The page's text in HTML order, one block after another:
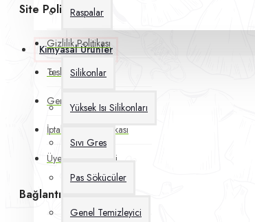
Raspalar
Kimyasal Ürünler
Silikonlar
Yüksek Isı Silikonları
Sıvı Gres
Pas Sökücüler
Genel Temizleyici
Site Politikaları
Gizlilik Politikası
Teslimat Politikası
Genel İşlem Koşulları
İptal & İade Politikası
Üyelik Sözleşmesi
Bağlantılar